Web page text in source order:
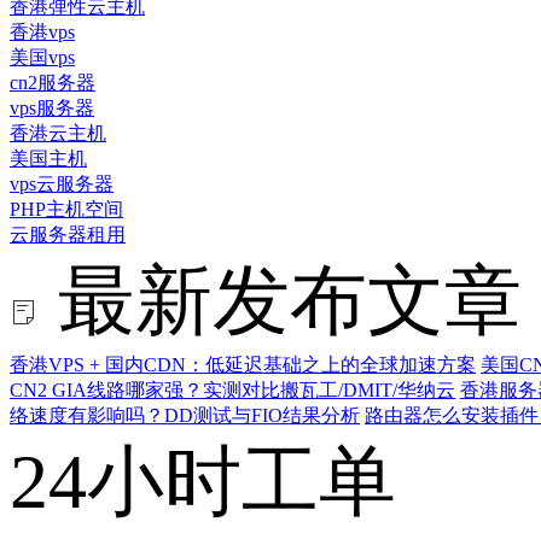
香港弹性云主机
香港vps
美国vps
cn2服务器
vps服务器
香港云主机
美国主机
vps云服务器
PHP主机空间
云服务器租用
最新发布文章
香港VPS + 国内CDN：低延迟基础之上的全球加速方案 美国
CN2 GIA线路哪家强？实测对比搬瓦工/DMIT/华纳云 香港服
络速度有影响吗？DD测试与FIO结果分析 路由器怎么安装插
24小时工单